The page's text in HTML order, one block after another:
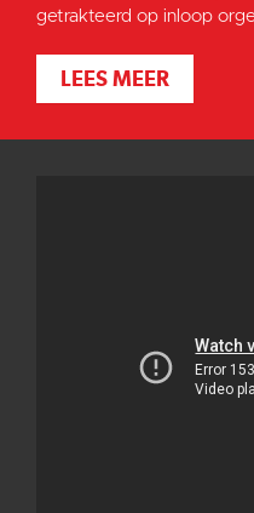
getrakteerd op inloop
LEES MEER